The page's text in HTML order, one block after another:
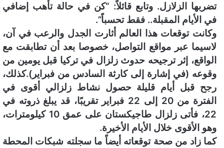
تضربها الزلازل. وتابع قائلاً: “كن في حالة تأهب إضافي
في الأيام المقبلة.. فقط تحسباً”.
وكانت توقعات هذا العالم أثارت الجدل والرعب في آن،
لاسيما عبر مواقع التواصل، خصوصا بعد أن تطابقت مع
الواقع، إثر ترجيحه حدوث زلزال في تركيا قبل يومين من
وقوعه (في إشارة إلى كارثة السادس من فبراير).كذلك،
رجح قبل أيام قليلة حصول نشاط زلزالي أقوى في
الفترة من 20 إلى 22 فبراير تقريبًا، قد يبلغ ذروته في
22، فأتى زلزال طاجيكستان على عمق 10 كيلومترات،
وهو الأقوى خلال الأيام الأخيرة.
كما زاد من صحة توقعاته أيضاً ما سجلته شبكات المحطة